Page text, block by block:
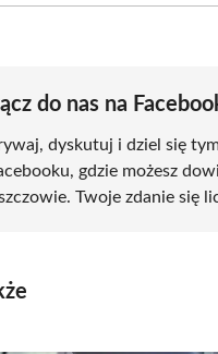
(Twitter)
do nas na
dyskutuj i dziel się tym
gdzie możesz
Twoje zdanie się